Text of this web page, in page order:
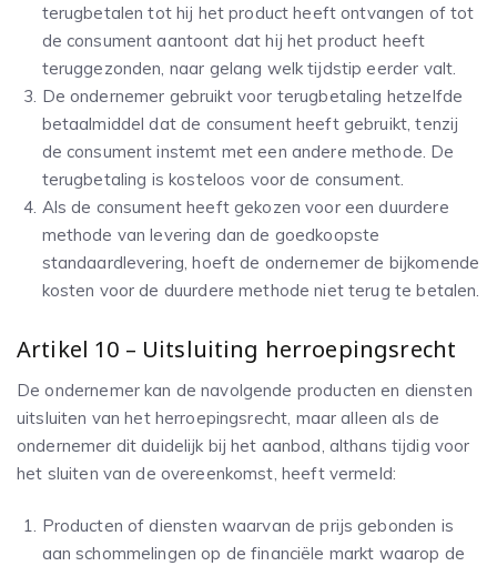
terugbetalen tot hij het product heeft ontvangen of tot
de consument aantoont dat hij het product heeft
teruggezonden, naar gelang welk tijdstip eerder valt.
De ondernemer gebruikt voor terugbetaling hetzelfde
betaalmiddel dat de consument heeft gebruikt, tenzij
de consument instemt met een andere methode. De
terugbetaling is kosteloos voor de consument.
Als de consument heeft gekozen voor een duurdere
methode van levering dan de goedkoopste
standaardlevering, hoeft de ondernemer de bijkomende
kosten voor de duurdere methode niet terug te betalen.
Artikel 10 – Uitsluiting herroepingsrecht
De ondernemer kan de navolgende producten en diensten
uitsluiten van het herroepingsrecht, maar alleen als de
ondernemer dit duidelijk bij het aanbod, althans tijdig voor
het sluiten van de overeenkomst, heeft vermeld:
Producten of diensten waarvan de prijs gebonden is
aan schommelingen op de financiële markt waarop de